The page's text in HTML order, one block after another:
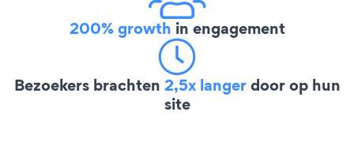
200% growth in engagement
Bezoekers brachten 2,5x langerdoor op hun
site